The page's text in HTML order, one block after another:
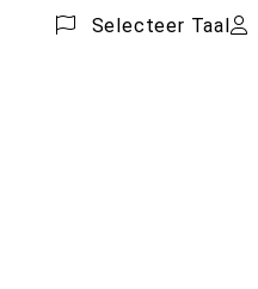
Selecteer Taal